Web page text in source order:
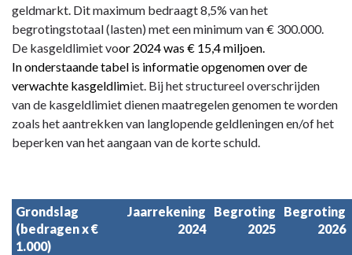
navigatie
Paragraaf
Financiering
Kasgeldlimiet
geldmarkt. Dit maximum bedraagt 8,5% van het
begrotingstotaal (lasten) met een minimum van € 300.000.
De kasgeldlimiet voor 2024 was € 15,4 miljoen.
In onderstaande tabel is informatie opgenomen over de
verwachte kasgeldlimiet. Bij het structureel overschrijden
van de kasgeldlimiet dienen maatregelen genomen te worden
zoals het aantrekken van langlopende geldleningen en/of het
beperken van het aangaan van de korte schuld.
Grondslag
(bedragen x €
1.000)
Jaarrekening
2024
Begroting
2025
Begroting
2026